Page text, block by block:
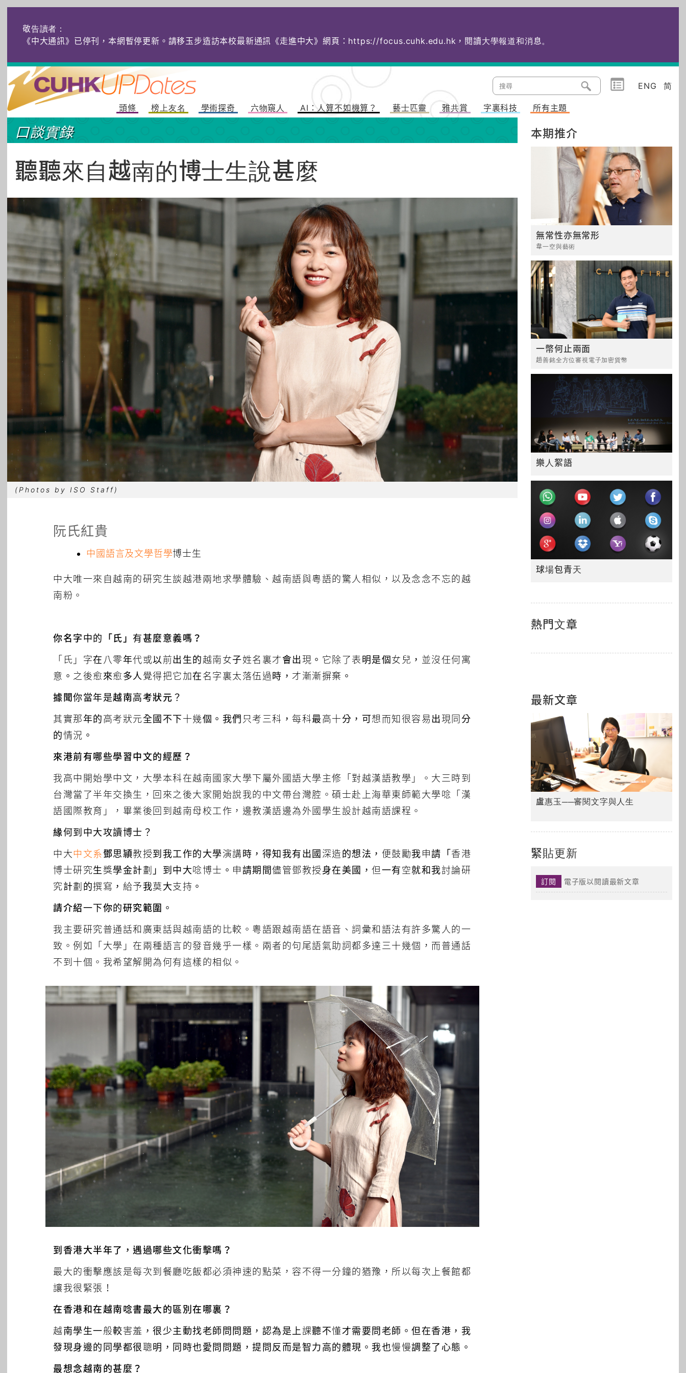
敬告讀者：
《中大通訊》已停刊，本網暫停更新。請移玉步造訪本校最新通訊《走進中大》網頁： https://focus.cuhk.edu.hk，閱讀大學報道和消息。
ENG 简
頭條 榜上友名 學術探奇 六物窺人 AI：人算不如機算？ 藝士匹靈 雅共賞 字裏科技 所有主題
口談實錄
聽聽來自越南的博士生說甚麼
(Photos by ISO Staff)
阮氏紅貴
中國語言及文學哲學博士生
中大唯一來自越南的研究生談越港兩地求學體驗、越南語與粵語的驚人相似，以及念念不忘的越
南粉。
你名字中的「氏」有甚麼意義嗎？
「氏」字在八零年代或以前出生的越南女子姓名裏才會出現。它除了表明是個女兒，並沒任何寓
意。之後愈來愈多人覺得把它加在名字裏太落伍過時，才漸漸摒棄。
據聞你當年是越南高考狀元？
其實那年的高考狀元全國不下十幾個。我們只考三科，每科最高十分，可想而知很容易出現同分
的情況。
來港前有哪些學習中文的經歷？
我高中開始學中文，大學本科在越南國家大學下屬外國語大學主修「對越漢語教學」。大三時到
台灣當了半年交換生，回來之後大家開始說我的中文帶台灣腔。碩士赴上海華東師範大學唸「漢
語國際教育」，畢業後回到越南母校工作，邊教漢語邊為外國學生設計越南語課程。
緣何到中大攻讀博士？
中大中文系鄧思頴教授到我工作的大學演講時，得知我有出國深造的想法，便鼓勵我申請「香港
博士研究生獎學金計劃」到中大唸博士。申請期間儘管鄧教授身在美國，但一有空就和我討論研
究計劃的撰寫，給予我莫大支持。
請介紹一下你的研究範圍。
我主要研究普通話和廣東話與越南語的比較。粵語跟越南語在語音、詞彙和語法有許多驚人的一
致。例如「大學」在兩種語言的發音幾乎一樣。兩者的句尾語氣助詞都多達三十幾個，而普通話
不到十個。我希望解開為何有這樣的相似。
到香港大半年了，遇過哪些文化衝擊嗎？
最大的衝擊應該是每次到餐廳吃飯都必須神速的點菜，容不得一分鐘的猶豫，所以每次上餐館都
讓我很緊張！
在香港和在越南唸書最大的區別在哪裏？
越南學生一般較害羞，很少主動找老師問問題，認為是上課聽不懂才需要問老師。但在香港，我
發現身邊的同學都很聰明，同時也愛問問題，提問反而是智力高的體現。我也慢慢調整了心態。
最想念越南的甚麼？
本期推介
無常性亦無常形
韋一空與藝術
一幣何止兩面
趙善銘全方位審視電子加密貨幣
樂人絮語
球場包青天
熱門文章
最新文章
盧惠玉──審閱文字與人生
緊貼更新
訂閱 電子版以閱讀最新文章